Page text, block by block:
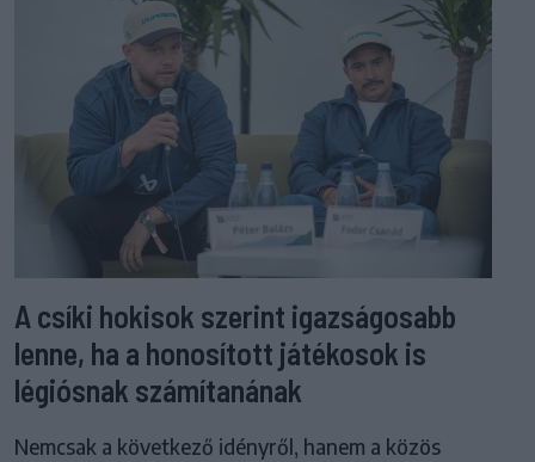
A csíki hokisok szerint igazságosabb
lenne, ha a honosított játékosok is
légiósnak számítanának
Nemcsak a következő idényről, hanem a közös